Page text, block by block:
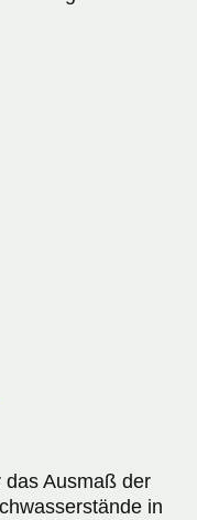
das Ausmaß der
in